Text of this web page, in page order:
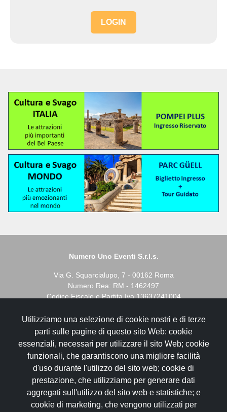
LOGIN
Numero Uno Eventi S.r.l.s.
Via G. Squarcialupo, 7 - 00162 Roma
Numero Rea: RM - 1462497
Codice Fiscale e Partita Iva 13637241004
Prontobilgietto s.a.s.
- C.F. e P.IVA 110071001009
- Iscr. Reg. Imprese c/o C.C.I.A. di RM
- N. Rea RM-1276648
I servizi di Agenzia Viaggi sono gestiti in autonomia da Al di
là dei Sogni Viaggi di Honeymoon Travel srl
Utilizziamo una selezione di cookie nostri e di terze
parti sulle pagine di questo sito Web: cookie
essenziali, necessari per utilizzare il sito Web; cookie
funzionali, che garantiscono una migliore facilità
d'uso durante l'utilizzo del sito web; cookie di
prestazione, che utilizziamo per generare dati
aggregati sull'utilizzo del sito web e statistiche; e
cookie di marketing, che vengono utilizzati per